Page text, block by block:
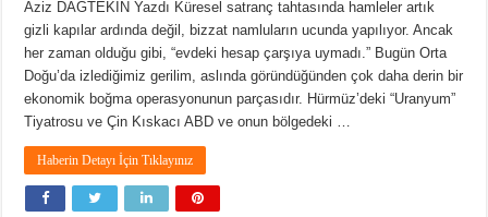
Aziz DAĞTEKİN Yazdı Küresel satranç tahtasında hamleler artık
gizli kapılar ardında değil, bizzat namluların ucunda yapılıyor. Ancak
her zaman olduğu gibi, “evdeki hesap çarşıya uymadı.” Bugün Orta
Doğu’da izlediğimiz gerilim, aslında göründüğünden çok daha derin bir
ekonomik boğma operasyonunun parçasıdır. Hürmüz’deki “Uranyum”
Tiyatrosu ve Çin Kıskacı ABD ve onun bölgedeki …
Haberin Detayı İçin Tıklayınız